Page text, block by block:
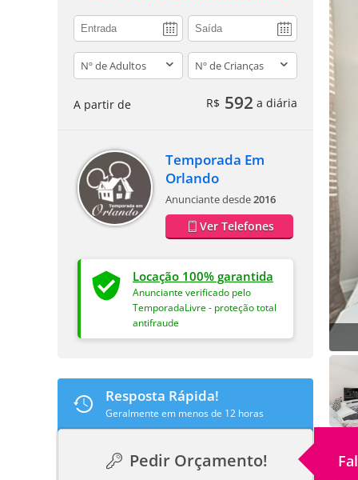
adults children
A partir de R$ 592 a diária
Temporada Em
Orlando
Anunciante desde2016
Ver Telefones
Locação 100% garantida
Anunciante verificado pelo
TemporadaLivre - proteção total
antifraude
Resposta Rápida!
Geralmente em menos de 12 horas
Pedir Orçamento!